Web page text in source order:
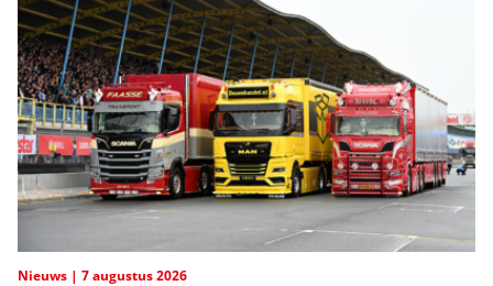
Nieuws 7 augustus 2026